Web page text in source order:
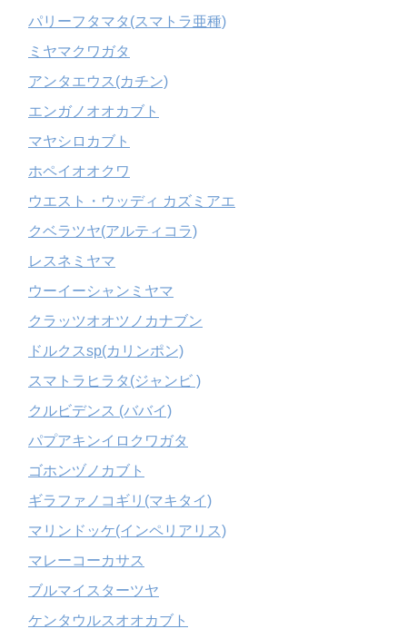
パリーフタマタ(スマトラ亜種)
ミヤマクワガタ
アンタエウス(カチン)
エンガノオオカブト
マヤシロカブト
ホペイオオクワ
ウエスト・ウッディ カズミアエ
クベラツヤ(アルティコラ)
レスネミヤマ
ウーイーシャンミヤマ
クラッツオオツノカナブン
ドルクスsp(カリンポン)
スマトラヒラタ(ジャンビ )
クルビデンス (ババイ)
パプアキンイロクワガタ
ゴホンヅノカブト
ギラファノコギリ(マキタイ)
マリンドッケ(インペリアリス)
マレーコーカサス
ブルマイスターツヤ
ケンタウルスオオカブト